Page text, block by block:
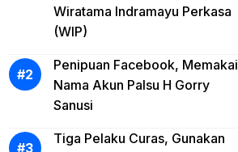
Wiratama Indramayu Perkasa
(WIP)
Penipuan Facebook, Memakai
Nama Akun Palsu H Gorry
Sanusi
Tiga Pelaku Curas, Gunakan